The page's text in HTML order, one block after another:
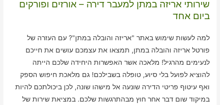
שירותי אריזה במתן למעבר דירה – אורזים ופורקים
ביום אחד
למה לעשות שימוש באתר "אריזה והובלה במתן"? עם העזרה של
פורטל אריזה והובלה במתן, תמצאו את עצמכם עושים את חייכם
לנעימים מהרגיל! מלאכה אשר האפשרות היחידה שלכם הייתה
להוציא לפועל בלי סיוע, טופלה בשבילכם! גם מלאכת חיפוש הספק
ואף עיטוף פריטי הדירה שונעה אל מישהו שונה, לכן ביכולתכם להיות
במיקוד שום דבר אחר חוץ מבהתרגשות שלכם. במציאת שירות של